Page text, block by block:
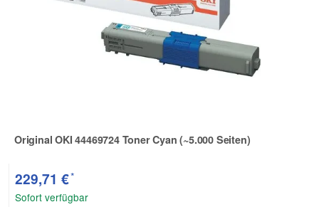
Original OKI 44469724 Toner Cyan (~5.000 Seiten)
Zur Artikelbewertung
229,71 €*
Sofort verfügbar